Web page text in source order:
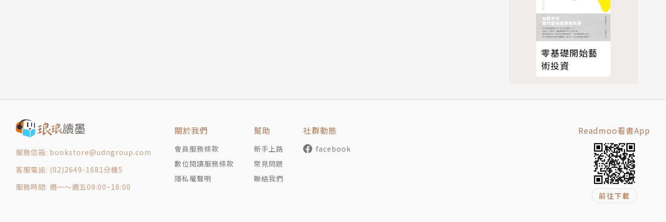
2.市面第一本產業別的投資財報書
主，應用在不同產業反而容易誤導讀者。本書有別於其他書籍，針對投資類股細分出商業模式或財報特殊性較高的「7大
產業」，讓投資人可以更清楚不同產業財報數字的優劣標準，掌握最正確的投資觀念。
3.從台灣產業商業模式來解讀財報
教讀者先理解各行業的商業模式，進而看懂不同產業的資產負債表／損益表／現金流量表的特色，更教投資人如何從財報
角度選股，不論是長抱或存股，都能安心致富。
Q7：為什麼負債比超過7成，還能活得很好？
版權頁
零基礎開始藝
術投資
服務信箱: bookstore@udngroup.com
客服電話: (02)2649-1681分機5
服務時間: 週一～週五09:00~18:00
關於我們
會員服務條款
數位閱讀服務條款
隱私權聲明
幫助
新手上路
常見問題
聯絡我們
社群動態
facebook
Readmoo看書App
前往下載